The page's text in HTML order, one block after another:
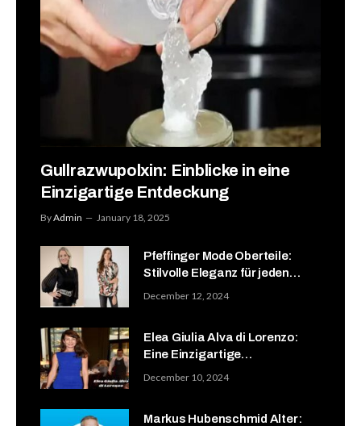
Gullrazwupolxin: Einblicke in eine
Einzigartige Entdeckung
ByAdmin January 18, 2025
Pfeffinger Mode Oberteile:
Stilvolle Eleganz für jeden
Anlass
December 12, 2024
Elea Giulia Alva di Lorenzo:
Eine Einzigartige
Persönlichkeit
December 10, 2024
Markus Hubenschmid Alter: